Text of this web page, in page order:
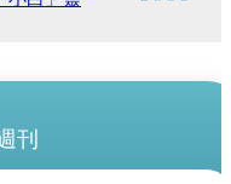
刊